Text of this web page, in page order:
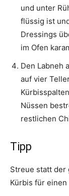
und unter
flüssig ist
Dressings
im Ofen
Den Labneh
auf vier
Nüssen
restlichen
Tipp
Streue statt der
Kürbis für